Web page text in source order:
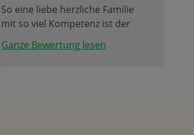
So eine liebe herzliche Familie
mit so viel Kompetenz ist der
Liebe Grüße aus Wien
Ganze Bewertung lesen